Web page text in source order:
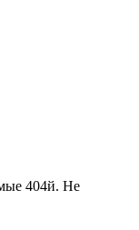
404й. Не